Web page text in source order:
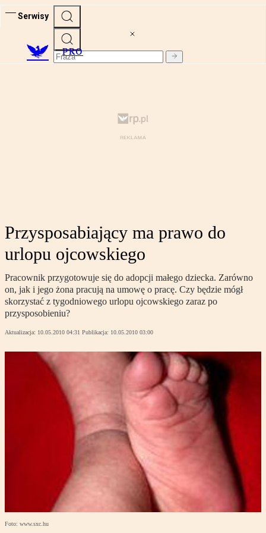
Serwisy
PRO
Przysposabiający ma prawo do
urlopu ojcowskiego
Pracownik przygotowuje się do adopcji małego dziecka. Zarówno
on, jak i jego żona pracują na umowę o pracę. Czy będzie mógł
skorzystać z tygodniowego urlopu ojcowskiego zaraz po
przysposobieniu?
Aktualizacja: 10.05.2010 04:31 Publikacja: 10.05.2010 03:00
Foto: www.sxc.hu